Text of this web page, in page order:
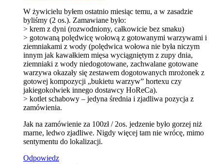
W żywicielu byłem ostatnio miesiąc temu, a w zasadzie
byliśmy (2 os.). Zamawiane było:
> krem z dyni (rozwodniony, całkowicie bez smaku)
> gotowaną polędwicę wołową z gotowanymi warzywami i
ziemniakami z wody (polędwica wołowa nie była niczym
innym jak kawałkiem mięsa wyciągniętym z zupy dnia,
ziemniaki z wody niedogotowane, zachwalane gotowane
warzywa okazały się zestawem dogotowanych mrożonek z
gotowej kompozycji „bukietu warzyw” hortexu czy
jakiegokolwiek innego dostawcy HoReCa).
> kotlet schabowy – jedyna średnia i zjadliwa pozycja z
zamówienia.
Jak na zamówienie za 100zł / 2os. jedzenie było gorzej niż
marne, ledwo zjadliwe. Nigdy więcej tam nie wrócę, mimo
sentymentu do lokalizacji.
Odpowiedz